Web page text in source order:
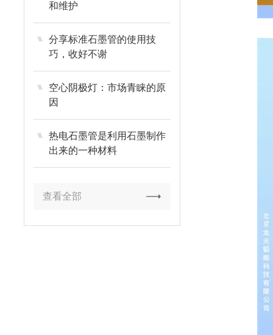
和维护
分享标准石墨管的使用技
巧，收好不谢
空心阴极灯：市场青睐的原
因
热电石墨管是利用石墨制作
出来的一种材料
查看全部